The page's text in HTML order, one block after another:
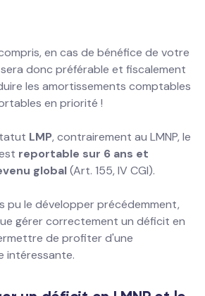
en cas de bénéfice de votre
sera donc préférable et fiscalement
les amortissements comptables
en priorité !
LMP, contrairement au LMNP, le
reportable sur 6 ans et
global(Art. 155, IV CGI).
pu le développer précédemment,
gérer correctement un déficit en
de profiter d'une
intéressante.